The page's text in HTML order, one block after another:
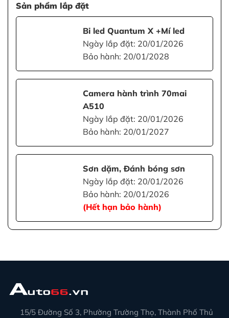
Sản phẩm lắp đặt
Bi led Quantum X +Mí led
Ngày lắp đặt: 20/01/2026
Bảo hành: 20/01/2028
Camera hành trình 70mai
A510
Ngày lắp đặt: 20/01/2026
Bảo hành: 20/01/2027
Sơn dặm, Đánh bóng sơn
Ngày lắp đặt: 20/01/2026
Bảo hành: 20/01/2026
(Hết hạn bảo hành)
15/5 Đường Số 3, Phường Trường Thọ, Thành Phố Thủ